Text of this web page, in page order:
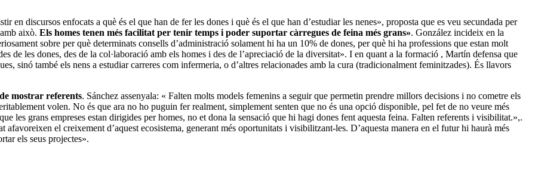
discursos enfocats a què és el que han de fer les dones i què és el que han d’estudiar les nenes», proposta que es veu secundada per
això. Els homes tenen més facilitat per tenir temps i poder suportar càrregues de feina més grans». González incideix en la
sobre per què determinats consells d’administració solament hi ha un 10% de dones, per què hi ha professions que estan molt
de les dones, des de la col·laboració amb els homes i des de l’apreciació de la diversitat». I en quant a la formació , Martín defensa que
sinó també els nens a estudiar carreres com infermeria, o d’altres relacionades amb la cura (tradicionalment feminitzades). És llavors
mostrar referents. Sánchez assenyala: « Falten molts models femenins a seguir que permetin prendre millors decisions i no cometre els
volen. No és que ara no ho puguin fer realment, simplement senten que no és una opció disponible, pel fet de no veure més
les grans empreses estan dirigides per homes, no et dona la sensació que hi hagi dones fent aquesta feina. Falten referents i visibilitat.»,.
el creixement d’aquest ecosistema, generant més oportunitats i visibilitzant-les. D’aquesta manera en el futur hi haurà més
els seus projectes».